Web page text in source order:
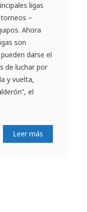
ligas
–
Ahora
son
darse el
de luchar por
y vuelta,
el
Leer más